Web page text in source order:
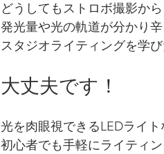
どうしてもストロボ撮影か
発光量や光の軌道が分かり
スタジオライティングを学
大丈夫です！
光を肉眼視できるLEDライト
初心者でも手軽にライティン